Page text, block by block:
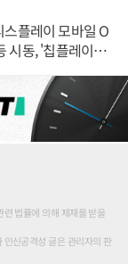
플레이 모바일 O
시동, '칩플레이
법률에 의해 제재를 받을
신공격성 글은 관리자의 판